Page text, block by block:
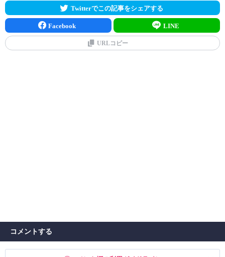
Twitterでこの記事をシェアする
Facebook LINE
URLコピー
コメントする